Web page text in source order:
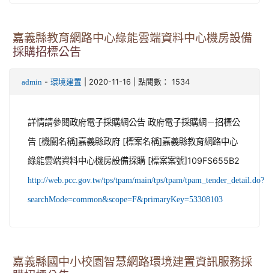
嘉義縣教育網路中心綠能雲端資料中心機房設備
採購招標公告
admin - 環境建置 | 2020-11-16 | 點閱數： 1534
詳情請參閱政府電子採購網公告 政府電子採購網－招標公
告 [機關名稱]嘉義縣政府 [標案名稱]嘉義縣教育網路中心
綠能雲端資料中心機房設備採購 [標案案號]109FS655B2
http://web.pcc.gov.tw/tps/tpam/main/tps/tpam/tpam_tender_detail.do?
searchMode=common&scope=F&primaryKey=53308103
嘉義縣國中小校園智慧網路環境建置資訊服務採